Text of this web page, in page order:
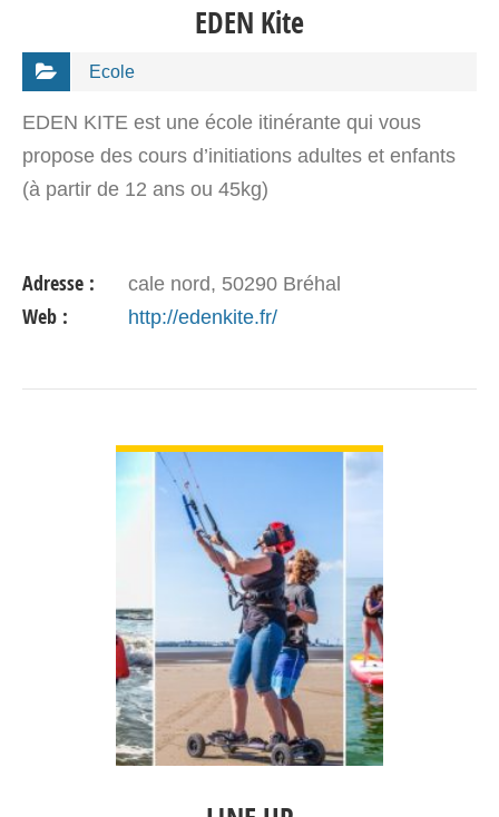
EDEN Kite
Ecole
EDEN KITE est une école itinérante qui vous
propose des cours d’initiations adultes et enfants
(à partir de 12 ans ou 45kg)
Adresse : cale nord, 50290 Bréhal
Web : http://edenkite.fr/